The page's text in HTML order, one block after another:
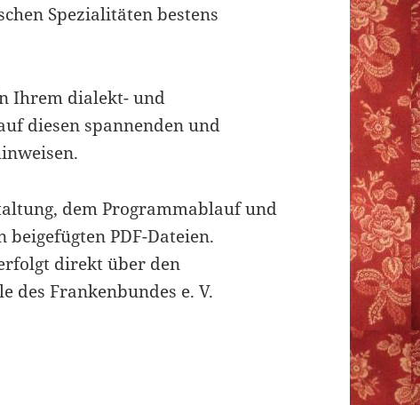
Spezialitäten bestens
Ihrem dialekt- und
diesen spannenden und
dem Programmablauf und
beigefügten PDF-Dateien.
direkt über den
des Frankenbundes e. V.